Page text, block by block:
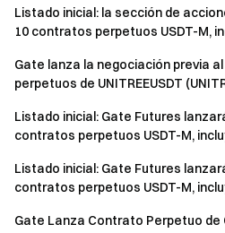
final de esta actividad.
usuarios de regiones
y otros, es posible que no
o parcialmente los servicios,
esta actividad, juegos o
más detalles sobre las
Acuerdo del usuario.
Equipo de Gate
Listado inicial: la sección de
10 contratos perpetuos USDT-M,
Gate lanza la negociación previa
perpetuos de UNITREEUSDT
Listado inicial: Gate Futures
contratos perpetuos USDT-M,
Listado inicial: Gate Futures
contratos perpetuos USDT-M,
Gate Lanza Contrato Perpetuo de